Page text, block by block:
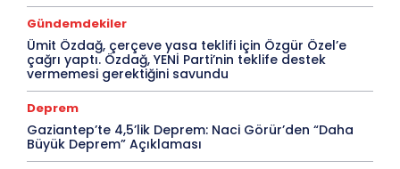
Gündemdekiler
Ümit Özdağ, çerçeve yasa teklifi için Özgür Özel’e
çağrı yaptı. Özdağ, YENİ Parti’nin teklife destek
vermemesi gerektiğini savundu
Deprem
Gaziantep’te 4,5’lik Deprem: Naci Görür’den “Daha
Büyük Deprem” Açıklaması